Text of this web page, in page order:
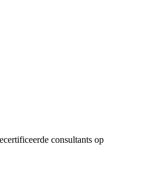
consultants op